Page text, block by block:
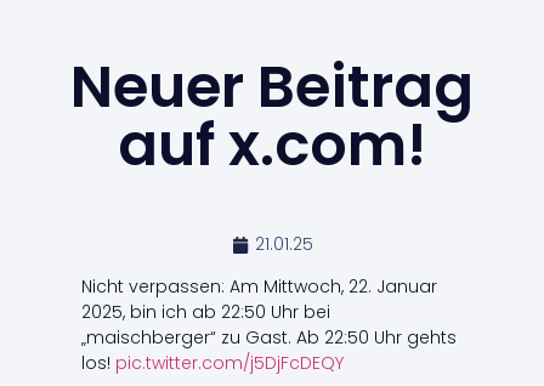
Neuer Beitrag
auf x.com!
21.01.25
Nicht verpassen: Am Mittwoch, 22. Januar
2025, bin ich ab 22:50 Uhr bei
„maischberger“ zu Gast. Ab 22:50 Uhr gehts
los! pic.twitter.com/j5DjFcDEQY